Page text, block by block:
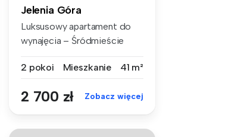
Jelenia Góra
Luksusowy apartament do
wynajęcia – Śródmieście
2 pokoi
Mieszkanie 41 m²
2 700 zł Zobacz więcej